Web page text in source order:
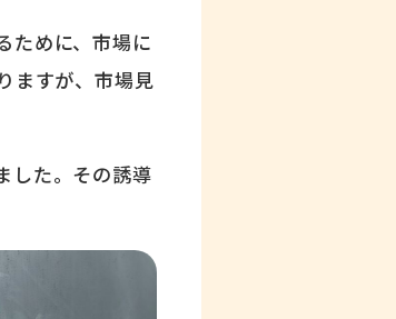
ために、市場に
ますが、市場見
した。その誘導